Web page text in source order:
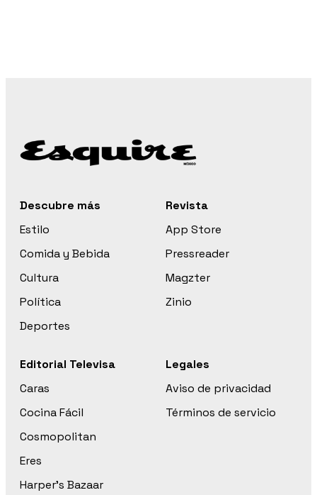
Descubre más
Estilo
Comida y Bebida
Cultura
Política
Deportes
Revista
App Store
Pressreader
Magzter
Zinio
Editorial Televisa
Caras
Cocina Fácil
Cosmopolitan
Eres
Harper’s Bazaar
Legales
Aviso de privacidad
Términos de servicio